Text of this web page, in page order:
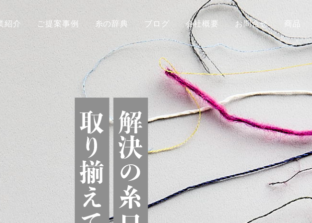
紹介 ご提案事例 糸の辞典 ブログ 会社概要 お問合せ 商品